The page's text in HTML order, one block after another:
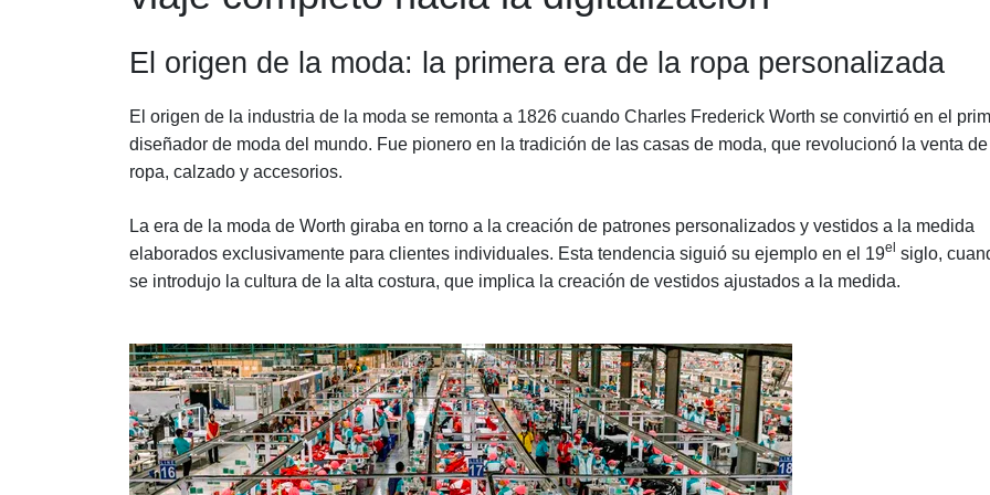
El origen de la moda: la primera era de la ropa personalizada
El origen de la industria de la moda se remonta a 1826 cuando Charles Frederick Worth se convirtió en el
diseñador de moda del mundo. Fue pionero en la tradición de las casas de moda, que revolucionó la venta de
ropa, calzado y accesorios.
La era de la moda de Worth giraba en torno a la creación de patrones personalizados y vestidos a la medida
elaborados exclusivamente para clientes individuales. Esta tendencia siguió su ejemplo en el 19el siglo,
se introdujo la cultura de la alta costura, que implica la creación de vestidos ajustados a la medida.